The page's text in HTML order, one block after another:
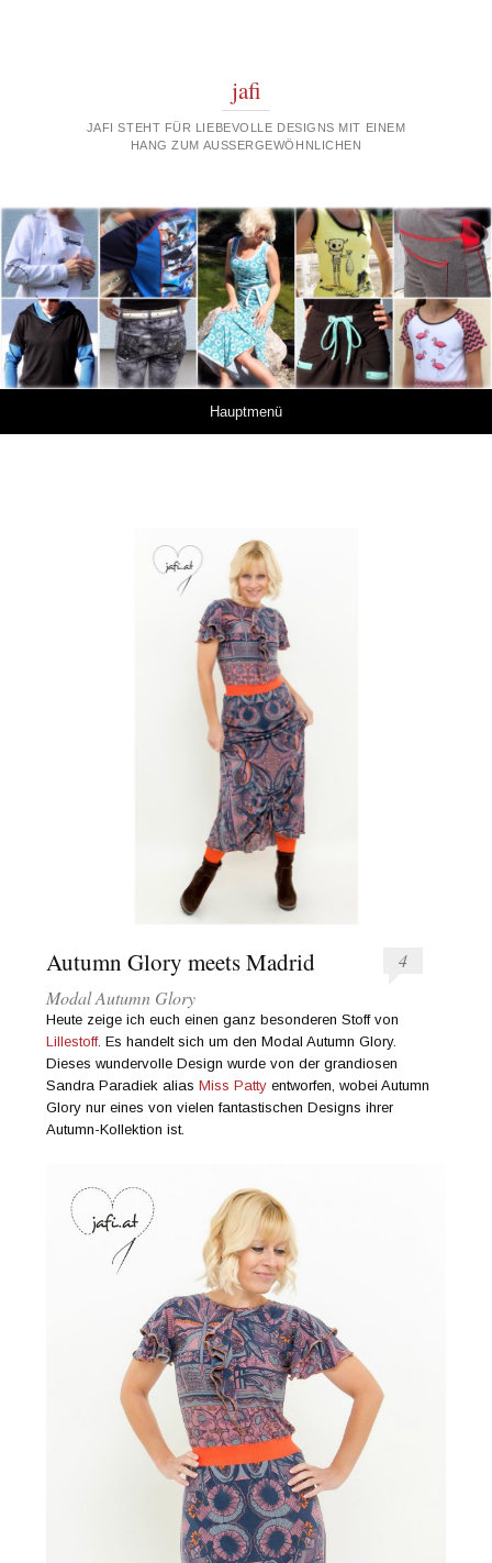
jafi
JAFI STEHT FÜR LIEBEVOLLE DESIGNS MIT EINEM
HANG ZUM AUSSERGEWÖHNLICHEN
Hauptmenü
Autumn Glory meets Madrid
4
Modal Autumn Glory
Heute zeige ich euch einen ganz besonderen Stoff von
Lillestoff. Es handelt sich um den Modal Autumn Glory.
Dieses wundervolle Design wurde von der grandiosen
Sandra Paradiek aliasMiss Patty entworfen, wobei Autumn
Glory nur eines von vielen fantastischen Designs ihrer
Autumn-Kollektion ist.